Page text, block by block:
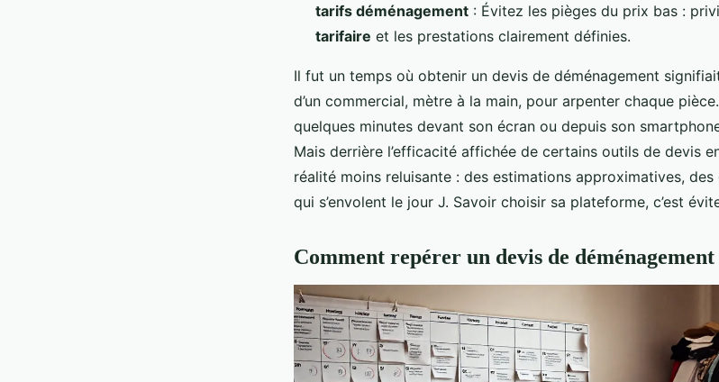
tarifs déménagement : Évitez les pièges du prix bas :
tarifaire et les prestations clairement définies.
Il fut un temps où obtenir un devis de déménagement
d’un commercial, mètre à la main, pour arpenter chaque
quelques minutes devant son écran ou depuis son
Mais derrière l’efficacité affichée de certains outils de devis
réalité moins reluisante : des estimations approximatives,
qui s’envolent le jour J. Savoir choisir sa plateforme, c’est
Comment repérer un devis de